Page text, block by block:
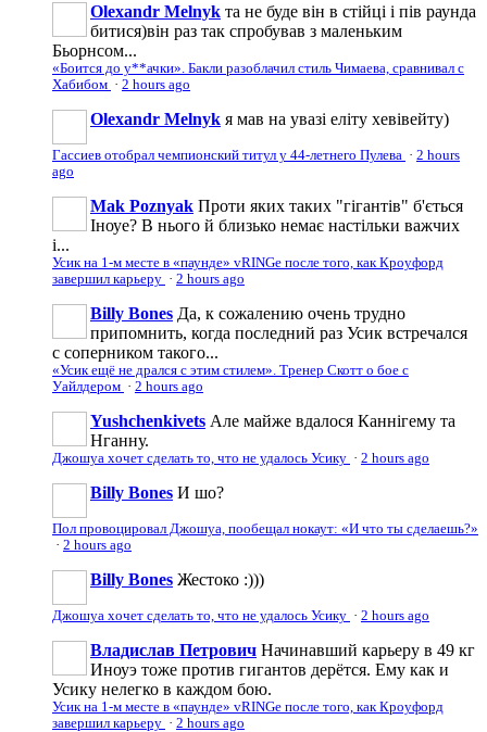
Olexandr Melnyk та не буде він в стійці і пів раунда
битися)він раз так спробував з маленьким
Бьорнсом...
«Боится до у**ачки». Бакли разоблачил стиль Чимаева, сравнивал с
Хабибом · 2 hours ago
Olexandr Melnyk я мав на увазі еліту хевівейту)
Гассиев отобрал чемпионский титул у 44-летнего Пулева · 2 hours
ago
Mak Poznyak Проти яких таких "гігантів" б'ється
Іноуе? В нього й близько немає настільки важчих
і...
Усик на 1-м месте в «паунде» vRINGe после того, как Кроуфорд
завершил карьеру · 2 hours ago
Billy Bones Да, к сожалению очень трудно
припомнить, когда последний раз Усик встречался
с соперником такого...
«Усик ещё не дрался с этим стилем». Тренер Скотт о бое с
Уайлдером · 2 hours ago
Yushchenkivets Але майже вдалося Каннігему та
Нганну.
Джошуа хочет сделать то, что не удалось Усику · 2 hours ago
Billy Bones И шо?
Пол провоцировал Джошуа, пообещал нокаут: «И что ты сделаешь?»
· 2 hours ago
Billy Bones Жестоко :)))
Джошуа хочет сделать то, что не удалось Усику · 2 hours ago
Владислав Петрович Начинавший карьеру в 49 кг
Иноуэ тоже против гигантов дерётся. Ему как и
Усику нелегко в каждом бою.
Усик на 1-м месте в «паунде» vRINGe после того, как Кроуфорд
завершил карьеру · 2 hours ago